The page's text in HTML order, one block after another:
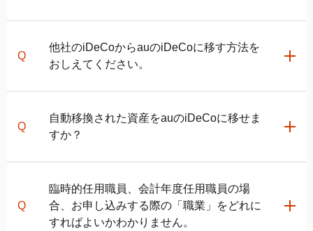
ます。
同封の返信用封筒に入れて郵送してください。
当社での確認が完了しましたら、国民年金基金連合会
にて加入の審査が行われます。加入資格を有している
審査完了後に「口座開設のお知らせ」と「パスワード
設定のお知らせ」が郵送されますので、書類に記載の
定を行ってください。掛金引落後9営業日の17時まで
に掛金の配分指定を行っていただくと、指定した配分
にて運用商品の買付が行われます。
関連ページ
auのiDeCoお申し込み後のお手続きの流れ
iDeCo iDeCo お申し込み
ページにアクセスいただき、基本情報を登録してくだ
さい。
次に、希望するお手続きの選択画面で「企業型確定拠
を拠出する方は「資産を移し新たに掛金を拠出する」
を選択、掛金を拠出せずに移換した資産を運用するの
いたします。
お申込み完了後、国民年金基金連合会の審査が行わ
他社のiDeCoからauのiDeCoに移す方法を
おしえてください。
他社の iDeCo から変更を希望される方は、auの
お申し込みページ にアクセスいただき、基本情報を登
録してください。
その後、希望するお手続きの選択画面で「他社の
次に表示される画面では、掛金を拠出する方は「資産
を移し新たに掛金を拠出する」を選択、掛金を拠出せ
ずに移換した資産を運用するのみの方は「資産を移す
自動移換された資産をauのiDeCoに移せま
すか？
可能です。
iDeCoに移換する場合は、auの iDeCo お申し込み
ページにアクセスいただき、基本情報を登録してくだ
臨時的任用職員、会計年度任用職員の場
合、お申し込みする際の「職業」をどれに
すればよいかわかりません。